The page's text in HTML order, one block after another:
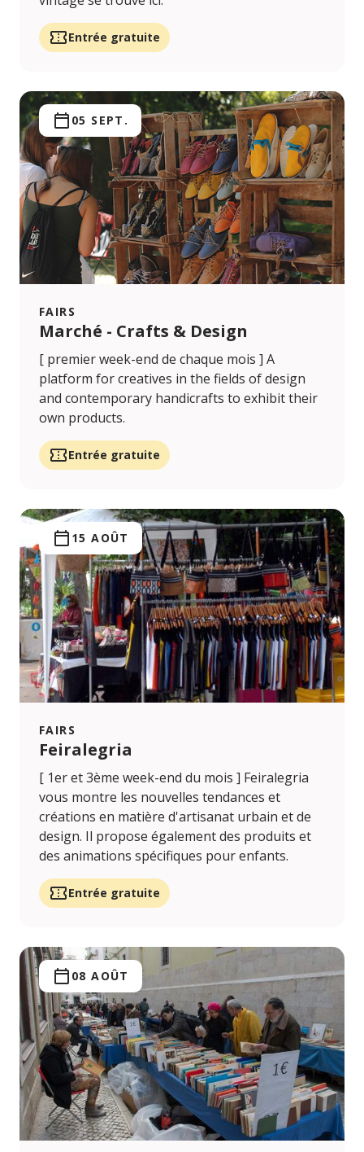
Entrée gratuite
FAIRS
Marché - Crafts & Design
05 SEPT.
[ premier week-end de chaque mois ] A
platform for creatives in the fields of design
and contemporary handicrafts to exhibit their
own products.
Entrée gratuite
FAIRS
Feiralegria
15 AOÛT
[ 1er et 3ème week-end du mois ] Feiralegria
vous montre les nouvelles tendances et
créations en matière d'artisanat urbain et de
design. Il propose également des produits et
des animations spécifiques pour enfants.
Entrée gratuite
08 AOÛT